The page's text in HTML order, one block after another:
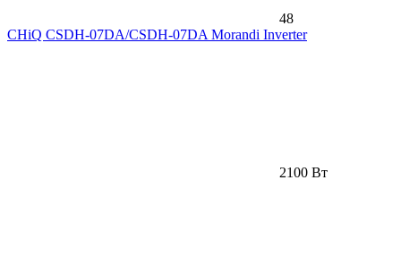
48
CHiQ CSDH-07DA/CSDH-07DA Morandi Inverter
2100 Вт